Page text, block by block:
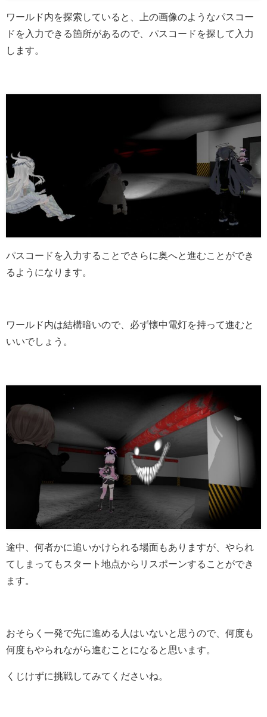
ワールド内を探索していると、上の画像のようなパスコー
ドを入力できる箇所があるので、パスコードを探して入力
します。
パスコードを入力することでさらに奥へと進むことができ
るようになります。
ワールド内は結構暗いので、必ず懐中電灯を持って進むと
いいでしょう。
途中、何者かに追いかけられる場面もありますが、やられ
てしまってもスタート地点からリスポーンすることができ
ます。
おそらく一発で先に進める人はいないと思うので、何度も
何度もやられながら進むことになると思います。
くじけずに挑戦してみてくださいね。